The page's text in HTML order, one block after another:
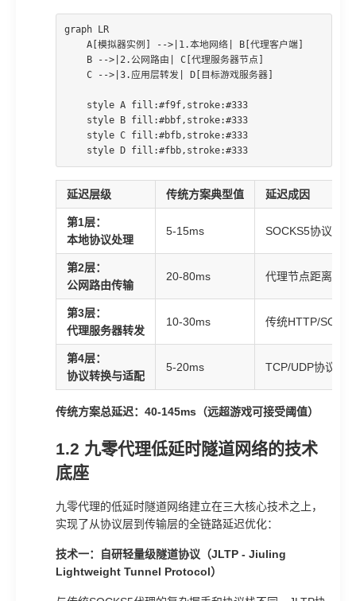
graph LR
    A[模拟器实例] -->|1.本地网络| B[代理客户端]
    B -->|2.公网路由| C[代理服务器节点]
    C -->|3.应用层转发| D[目标游戏服务器]
    style A fill:#f9f,stroke:#333
    style B fill:#bbf,stroke:#333
    style C fill:#bfb,stroke:#333
    style D fill:#fbb,stroke:#333
延迟层级 传统方案典型值 延迟成因
第1层：
本地协议处理
5-15ms SOCKS5协议握
第2层：
公网路由传输
20-80ms 代理节点距离远
第3层：
代理服务器转发
10-30ms 传统HTTP/
第4层：
协议转换与适配
5-20ms TCP/UDP协议栈
传统方案总延迟：40-145ms（远超游戏可接受阈值）
1.2 九零代理低延时隧道网络的技术
底座
九零代理的低延时隧道网络建立在三大核心技术之上，
实现了从协议层到传输层的全链路延迟优化：
技术一：自研轻量级隧道协议（JLTP - Jiuling
Lightweight Tunnel Protocol）